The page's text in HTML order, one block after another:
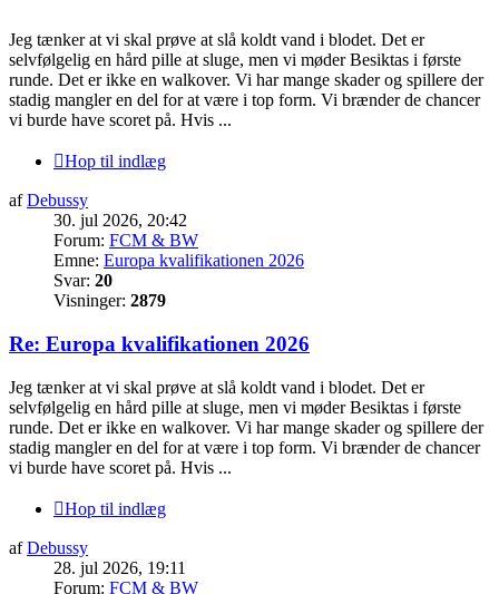
Jeg tænker at vi skal prøve at slå koldt vand i blodet. Det er
selvfølgelig en hård pille at sluge, men vi møder Besiktas i første
runde. Det er ikke en walkover. Vi har mange skader og spillere der
stadig mangler en del for at være i top form. Vi brænder de chancer
vi burde have scoret på. Hvis ...
Hop til indlæg
afDebussy
30. jul 2026, 20:42
Forum: FCM & BW
Emne: Europa kvalifikationen 2026
Svar: 20
Visninger: 2879
Re: Europa kvalifikationen 2026
Jeg tænker at vi skal prøve at slå koldt vand i blodet. Det er
selvfølgelig en hård pille at sluge, men vi møder Besiktas i første
runde. Det er ikke en walkover. Vi har mange skader og spillere der
stadig mangler en del for at være i top form. Vi brænder de chancer
vi burde have scoret på. Hvis ...
Hop til indlæg
afDebussy
28. jul 2026, 19:11
Forum: FCM & BW